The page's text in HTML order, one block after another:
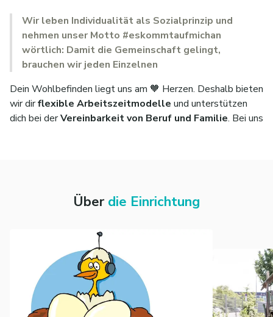
Wir leben Individualität als Sozialprinzip und
nehmen unser Motto #eskommtaufmichan
wörtlich: Damit die Gemeinschaft gelingt,
brauchen wir jeden Einzelnen
Dein Wohlbefinden liegt uns am 🧡 Herzen. Deshalb bieten
wir dirflexible Arbeitszeitmodelle und unterstützen
dich bei derVereinbarkeit von Beruf und Familie. Bei uns
Über die Einrichtung